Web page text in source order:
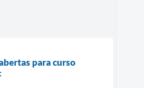
para curso